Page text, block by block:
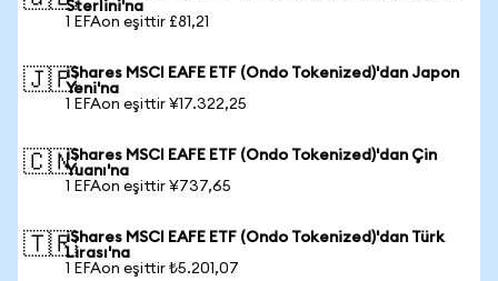
Sterlini'na
1 EFAon eşittir £81,21
🇯🇵iShares MSCI EAFE ETF (Ondo Tokenized)'dan Japon
Yeni'na
1 EFAon eşittir ¥17.322,25
🇨🇳iShares MSCI EAFE ETF (Ondo Tokenized)'dan Çin
Yuanı'na
1 EFAon eşittir ¥737,65
🇹🇷iShares MSCI EAFE ETF (Ondo Tokenized)'dan Türk
Lirası'na
1 EFAon eşittir ₺5.201,07